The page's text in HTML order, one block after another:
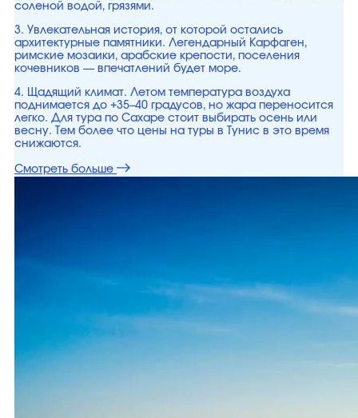
соленой водой, грязями.
3. Увлекательная история, от которой остались
архитектурные памятники. Легендарный Карфаген,
римские мозаики, арабские крепости, поселения
кочевников — впечатлений будет море.
4. Щадящий климат. Летом температура воздуха
поднимается до +35–40 градусов, но жара переносится
легко. Для тура по Сахаре стоит выбирать осень или
весну. Тем более что цены на туры в Тунис в это время
снижаются.
Смотреть больше